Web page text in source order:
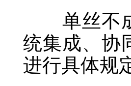
单丝不成
统集成、协
进行具体规